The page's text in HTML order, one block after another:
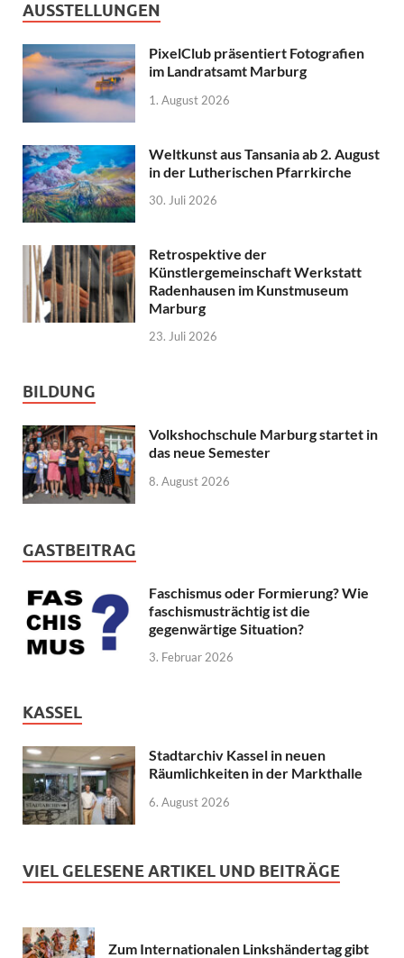
AUSSTELLUNGEN
PixelClub präsentiert Fotografien
im Landratsamt Marburg
1. August 2026
Weltkunst aus Tansania ab 2. August
in der Lutherischen Pfarrkirche
30. Juli 2026
Retrospektive der
Künstlergemeinschaft Werkstatt
Radenhausen im Kunstmuseum
Marburg
23. Juli 2026
BILDUNG
Volkshochschule Marburg startet in
das neue Semester
8. August 2026
GASTBEITRAG
Faschismus oder Formierung? Wie
faschismusträchtig ist die
gegenwärtige Situation?
3. Februar 2026
KASSEL
Stadtarchiv Kassel in neuen
Räumlichkeiten in der Markthalle
6. August 2026
VIEL GELESENE ARTIKEL UND BEITRÄGE
Zum Internationalen Linkshändertag gibt